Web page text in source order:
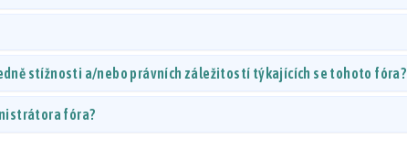
stížnosti a/nebo právních záležitostí týkajících se tohoto fóra?
fóra?